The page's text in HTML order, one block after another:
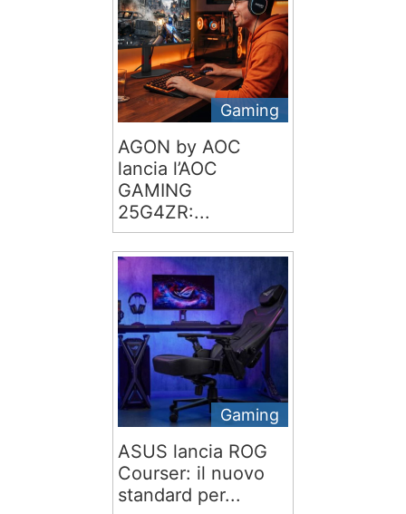
Gaming
AGON by AOC
lancia l’AOC
GAMING
25G4ZR:...
Gaming
ASUS lancia ROG
Courser: il nuovo
standard per...